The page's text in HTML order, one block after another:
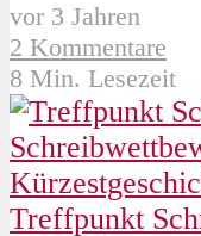
vor 3 Jahren
2 Kommentare
8 Min. Lesezeit